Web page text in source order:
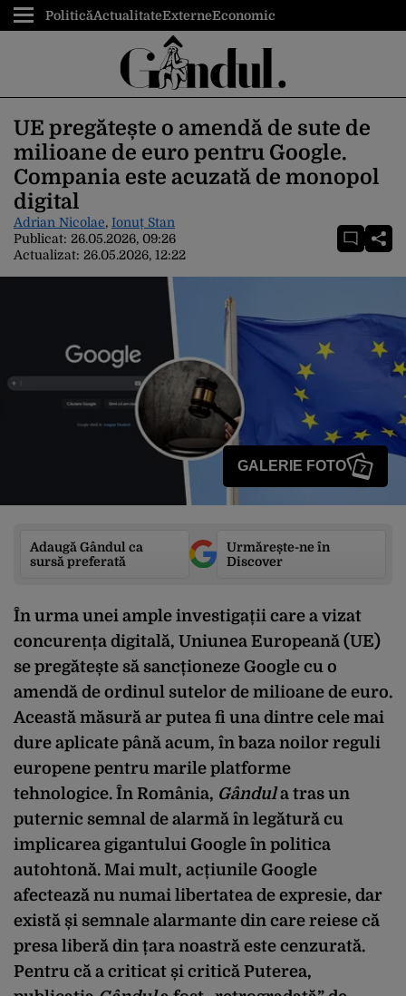
PoliticăActualitateExterneEconomic
UE pregătește o amendă de sute de
milioane de euro pentru Google.
Compania este acuzată de monopol
digital
Adrian Nicolae, Ionuț Stan
Publicat: 26.05.2026, 09:26
Actualizat: 26.05.2026, 12:22
GALERIE FOTO 7
Adaugă Gândul ca
sursă preferată
Urmărește-ne în
Discover
În urma unei ample investigații care a vizat
concurența digitală, Uniunea Europeană (UE)
se pregătește să sancționeze Google cu o
amendă de ordinul sutelor de milioane de euro.
Această măsură ar putea fi una dintre cele mai
dure aplicate până acum, în baza noilor reguli
europene pentru marile platforme
tehnologice. În România, Gândula tras un
puternic semnal de alarmă în legătură cu
implicarea gigantului Google în politica
autohtonă. Mai mult, acțiunile Google
afectează nu numai libertatea de expresie, dar
există și semnale alarmante din care reiese că
presa liberă din țara noastră este cenzurată.
Pentru că a criticat și critică Puterea,